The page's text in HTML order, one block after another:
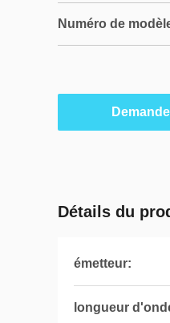
Numéro de
Détails du
émetteur:
longueur